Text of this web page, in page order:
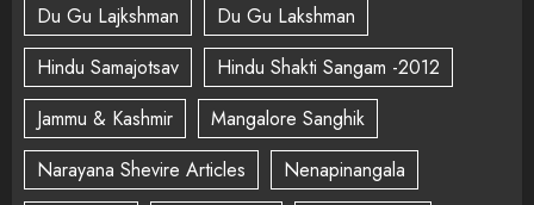
Du Gu Lajkshman
Du Gu Lakshman
Hindu Samajotsav
Hindu Shakti Sangam -2012
Jammu & Kashmir
Mangalore Sanghik
Narayana Shevire Articles
Nenapinangala